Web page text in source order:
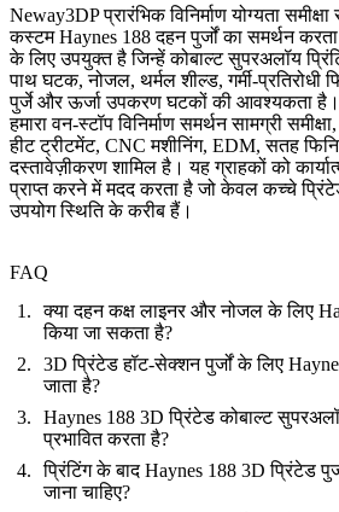
Neway3DP प्रारंभिक विनिर्माण योग्यता
कस्टम Haynes 188 दहन पुर्जों का समर्थन
के लिए उपयुक्त है जिन्हें कोबाल्ट सुपरअलॉय
पाथ घटक, नोजल, थर्मल शील्ड, गर्मी-प्रतिरोधी
पुर्जे और ऊर्जा उपकरण घटकों की आवश्यकता है।
हमारा वन-स्टॉप विनिर्माण समर्थन सामग्री
हीट ट्रीटमेंट, CNC मशीनिंग, EDM, सतह
दस्तावेज़ीकरण शामिल है। यह ग्राहकों को
प्राप्त करने में मदद करता है जो केवल कच्चे
उपयोग स्थिति के करीब हैं।
FAQ
क्या दहन कक्ष लाइनर और नोजल के लिए
किया जा सकता है?
3D प्रिंटेड हॉट-सेक्शन पुर्जों के लिए
जाता है?
Haynes 188 3D प्रिंटेड कोबाल्ट
प्रभावित करता है?
प्रिंटिंग के बाद Haynes 188 3D प्रिंटेड
जाना चाहिए?